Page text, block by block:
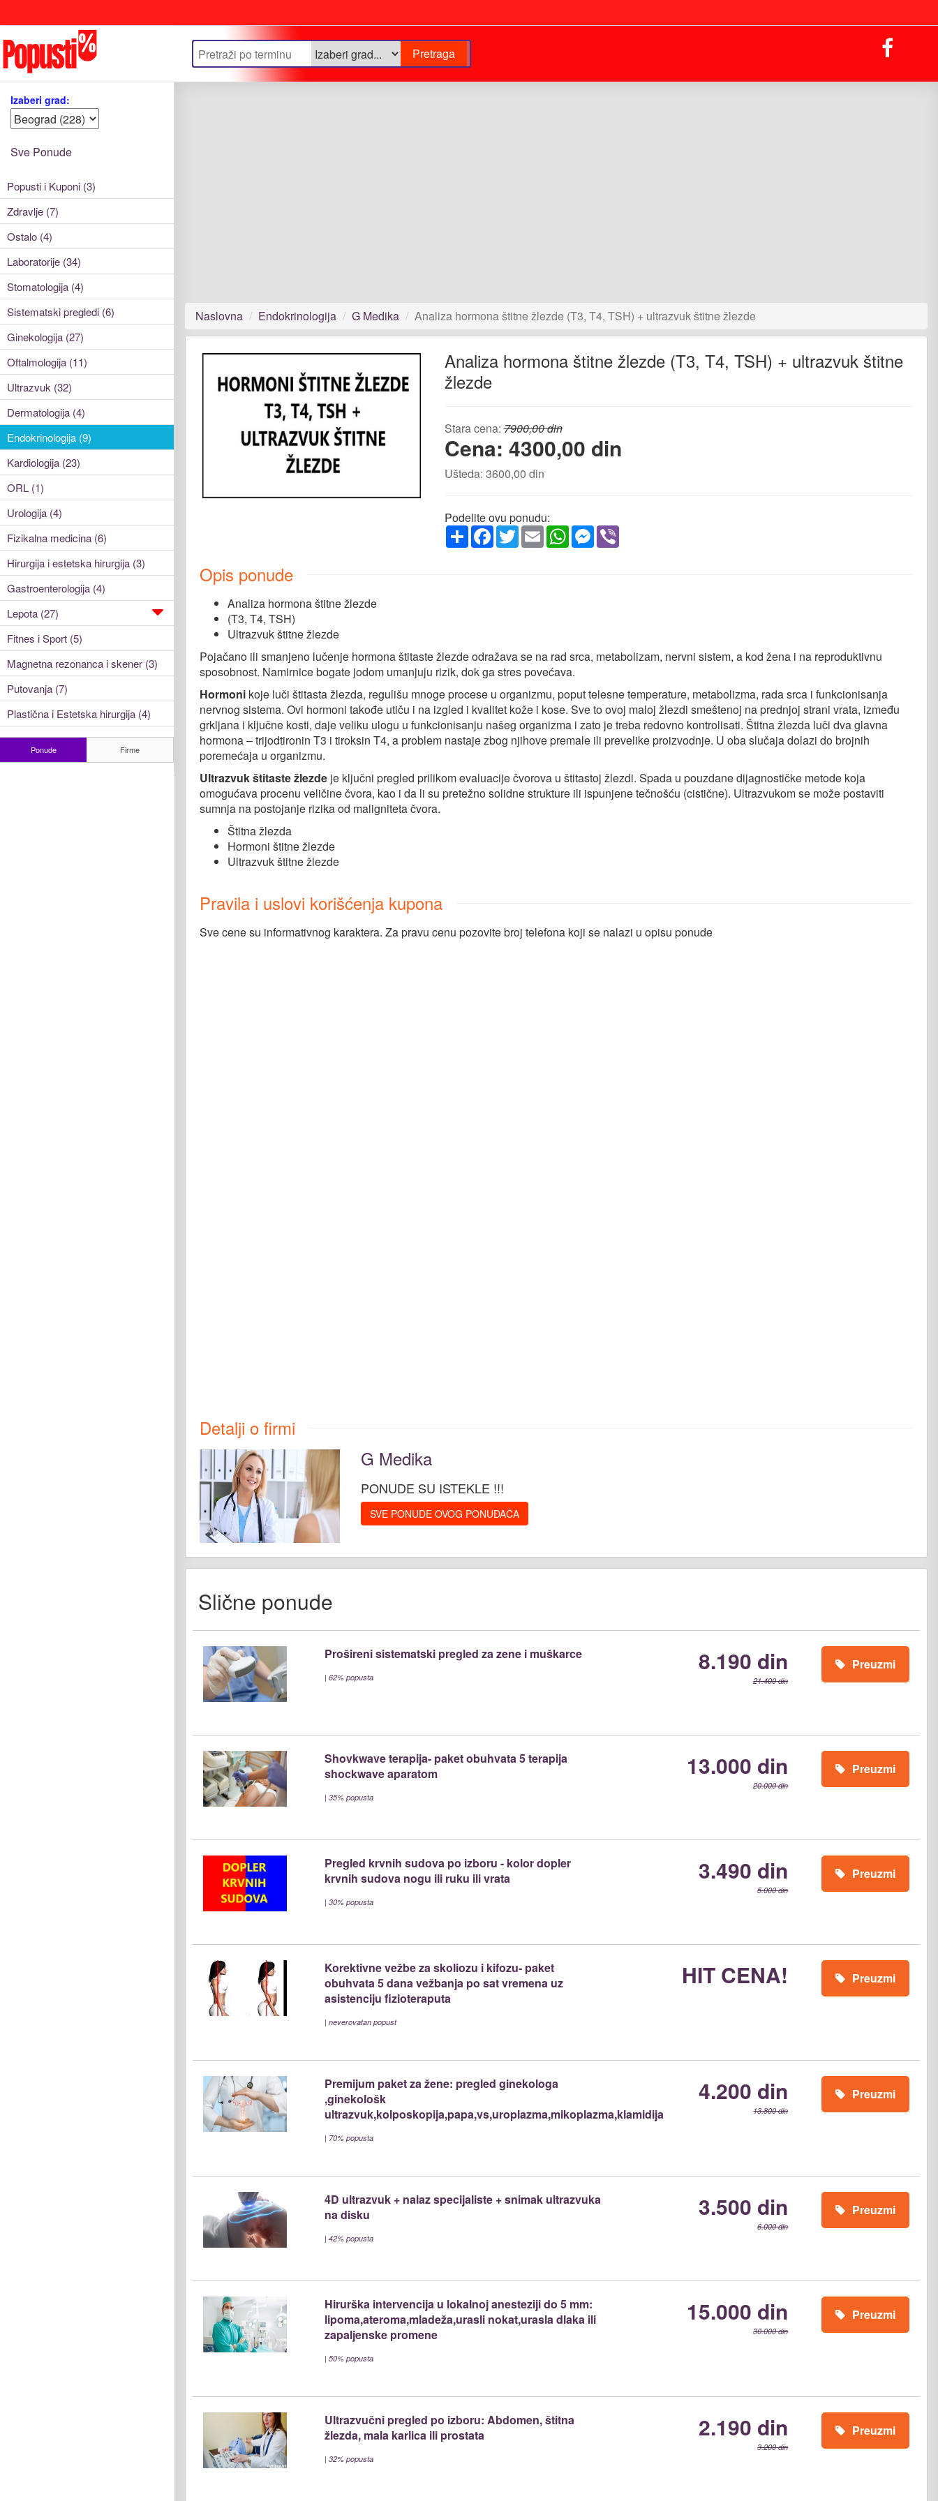
Izaberi grad:
Sve Ponude
Popusti i Kuponi (3)
Zdravlje (7)
Ostalo (4)
Laboratorije (34)
Stomatologija (4)
Sistematski pregledi (6)
Ginekologija (27)
Oftalmologija (11)
Ultrazvuk (32)
Dermatologija (4)
Endokrinologija (9)
Kardiologija (23)
ORL (1)
Urologija (4)
Fizikalna medicina (6)
Hirurgija i estetska hirurgija (3)
Gastroenterologija (4)
Lepota (27)
Fitnes i Sport (5)
Magnetna rezonanca i skener (3)
Putovanja (7)
Plastična i Estetska hirurgija (4)
Ponude Firme
Naslovna Endokrinologija G Medika Analiza hormona štitne žlezde (T3, T4, TSH) + ultrazvuk štitne žlezde
Analiza hormona štitne žlezde (T3, T4, TSH) + ultrazvuk štitne
žlezde
Stara cena:7900,00 din
Cena: 4300,00 din
Ušteda: 3600,00 din
Podelite ovu ponudu:
ShareFacebook
TwitterEmailWhatsApp
Messenger
Viber
Opis ponude
Analiza hormona štitne žlezde
(T3, T4, TSH)
Ultrazvuk štitne žlezde
Pojačano ili smanjeno lučenje hormona štitaste žlezde odražava se na rad srca, metabolizam, nervni sistem, a kod žena i na reproduktivnu
sposobnost. Namirnice bogate jodom umanjuju rizik, dok ga stres povećava.
Hormoni koje luči štitasta žlezda, regulišu mnoge procese u organizmu, poput telesne temperature, metabolizma, rada srca i funkcionisanja
nervnog sistema. Ovi hormoni takođe utiču i na izgled i kvalitet kože i kose. Sve to ovoj maloj žlezdi smeštenoj na prednjoj strani vrata, između
grkljana i ključne kosti, daje veliku ulogu u funkcionisanju našeg organizma i zato je treba redovno kontrolisati. Štitna žlezda luči dva glavna
hormona – trijodtironin T3 i tiroksin T4, a problem nastaje zbog njihove premale ili prevelike proizvodnje. U oba slučaja dolazi do brojnih
poremećaja u organizmu.
Ultrazvuk štitaste žlezde je ključni pregled prilikom evaluacije čvorova u štitastoj žlezdi. Spada u pouzdane dijagnostičke metode koja
omogućava procenu veličine čvora, kao i da li su pretežno solidne strukture ili ispunjene tečnošću (cistične). Ultrazvukom se može postaviti
sumnja na postojanje rizika od maligniteta čvora.
Štitna žlezda
Hormoni štitne žlezde
Ultrazvuk štitne žlezde
Pravila i uslovi korišćenja kupona
Sve cene su informativnog karaktera. Za pravu cenu pozovite broj telefona koji se nalazi u opisu ponude
Detalji o firmi
G Medika
PONUDE SU ISTEKLE !!!
SVE PONUDE OVOG PONUĐAČA
Slične ponude
Prošireni sistematski pregled za zene i muškarce
| 62% popusta
8.190 din
21.400 din
Preuzmi
Shovkwave terapija- paket obuhvata 5 terapija
shockwave aparatom
| 35% popusta
13.000 din
20.000 din
Preuzmi
Pregled krvnih sudova po izboru - kolor dopler
krvnih sudova nogu ili ruku ili vrata
| 30% popusta
3.490 din
5.000 din
Preuzmi
Korektivne vežbe za skoliozu i kifozu- paket
obuhvata 5 dana vežbanja po sat vremena uz
asistenciju fizioteraputa
| neverovatan popust
HIT CENA! Preuzmi
Premijum paket za žene: pregled ginekologa
,ginekološk
ultrazvuk,kolposkopija,papa,vs,uroplazma,mikoplazma,klamidija
| 70% popusta
4.200 din
13.800 din
Preuzmi
4D ultrazvuk + nalaz specijaliste + snimak ultrazvuka
na disku
| 42% popusta
3.500 din
6.000 din
Preuzmi
Hirurška intervencija u lokalnoj anesteziji do 5 mm:
lipoma,ateroma,mladeža,urasli nokat,urasla dlaka ili
zapaljenske promene
| 50% popusta
15.000 din
30.000 din
Preuzmi
Ultrazvučni pregled po izboru: Abdomen, štitna
žlezda, mala karlica ili prostata
| 32% popusta
2.190 din
3.200 din
Preuzmi